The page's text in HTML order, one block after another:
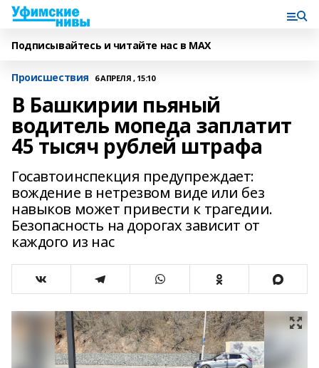
Подписывайтесь и читайте нас в MAX
Происшествия 6 АПРЕЛЯ , 15:10
В Башкирии пьяный
водитель мопеда заплатит
45 тысяч рублей штрафа
Госавтоинспекция предупреждает:
вождение в нетрезвом виде или без
навыков может привести к трагедии.
Безопасность на дорогах зависит от
каждого из нас